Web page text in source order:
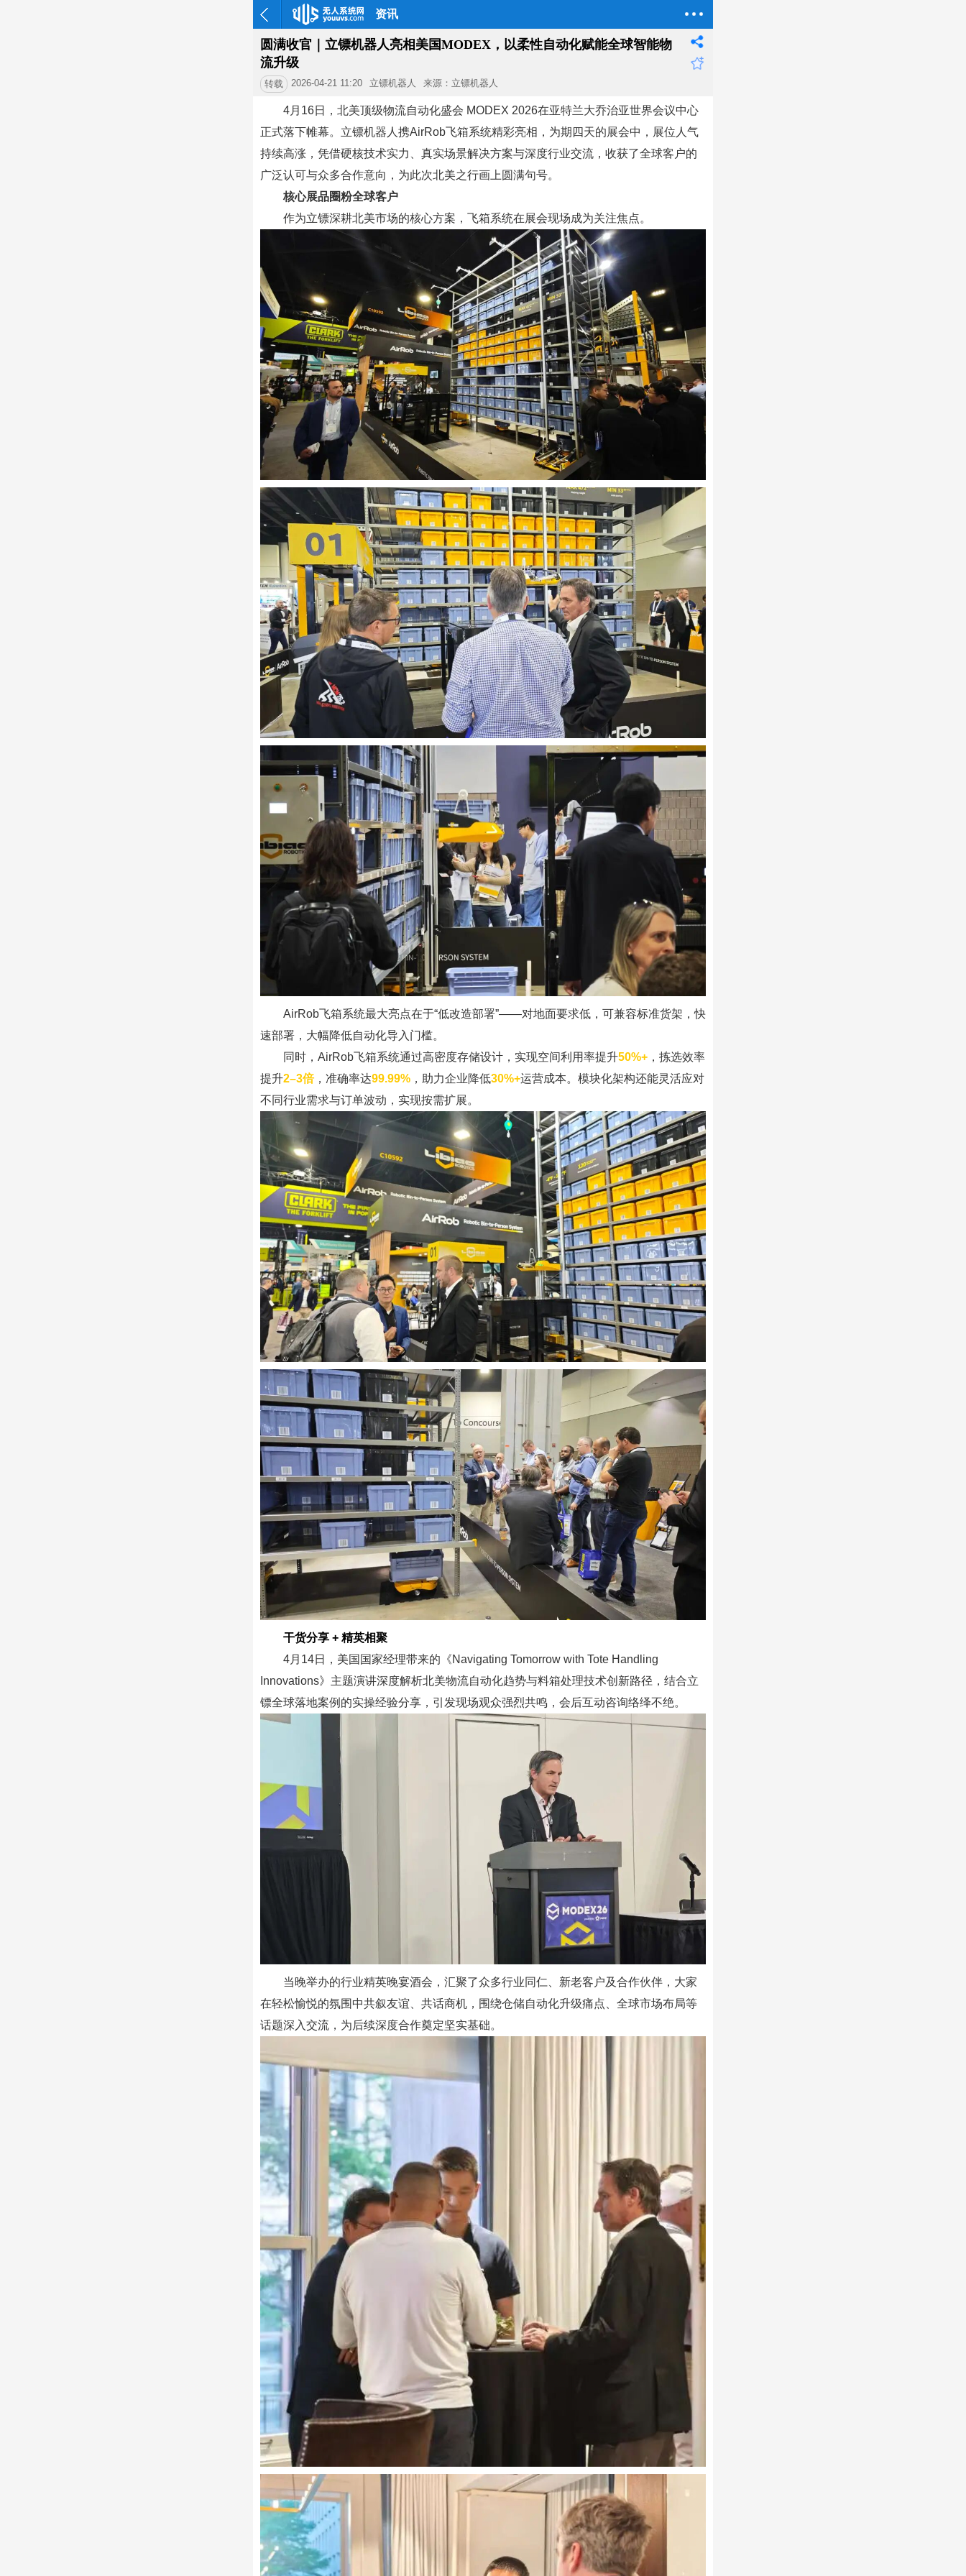
资讯
圆满收官｜立镖机器人亮相美国MODEX，以柔性自动化赋能全球智能物
流升级
转载 2026-04-21 11:20 立镖机器人 来源：立镖机器人
4月16日，北美顶级物流自动化盛会 MODEX 2026在亚特兰大乔治亚世界会议中心
正式落下帷幕。 立镖机器人 携AirRob飞箱系统精彩亮相，为期四天的展会中，展位人气
持续高涨，凭借硬核技术实力、真实场景解决方案与深度行业交流，收获了全球客户的
广泛认可与众多合作意向，为此次北美之行画上圆满句号。
核心展品圈粉全球客户
作为立镖深耕北美市场的核心方案，飞箱系统在展会现场成为关注焦点。
AirRob飞箱系统最大亮点在于“低改造部署”——对地面要求低，可兼容标准货架，快
速部署，大幅降低自动化导入门槛。
同时，AirRob飞箱系统通过高密度存储设计，实现空间利用率提升50%+ ，拣选效率
提升2–3倍，准确率达99.99% ，助力企业降低30%+运营成本。模块化架构还能灵活应对
不同行业需求与订单波动，实现按需扩展。
干货分享 + 精英相聚
4月14日，美国国家经理带来的《Navigating Tomorrow with Tote Handling
Innovations》主题演讲深度解析北美物流自动化趋势与料箱处理技术创新路径，结合立
镖全球落地案例的实操经验分享，引发现场观众强烈共鸣，会后互动咨询络绎不绝。
当晚举办的行业精英晚宴酒会，汇聚了众多行业同仁、新老客户及合作伙伴，大家
在轻松愉悦的氛围中共叙友谊、共话商机，围绕仓储自动化升级痛点、全球市场布局等
话题深入交流，为后续深度合作奠定坚实基础。